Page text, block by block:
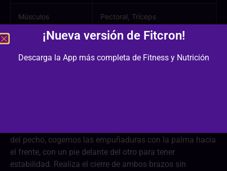
Músculos
involucrados:
Pectoral, Tríceps
Equipamiento /
Material:
Polea
del pecho, cogemos las empuñaduras con la palma hacia
el frente, con un pie delante del otro para tener
estabilidad. Realiza el cierre de ambos brazos sin
¡Nueva versión de Fitcron!
Descarga la App más completa de Fitness y Nutrición